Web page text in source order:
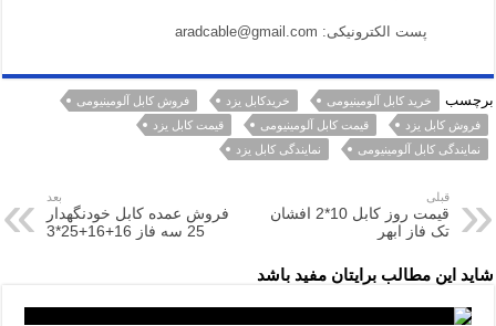
پست الکترونیکی: aradcable@gmail.com
برچسب خرید کابل آلومینیومی خریدکابل یزد
فروش کابل آلومینیومی
فروش کابل یزد
قیمت کابل آلومینیومی
قیمت کابل یزد
نمایندگی کابل آلومینیومی
نمایندگی کابل یزد
قبلی
قیمت روز کابل 10*2 افشان
تک فاز ابهر
بعد
فروش عمده کابل خودنگهدار
25 سه فاز 16+16+25*3
شاید این مطالب برایتان مفید باشد